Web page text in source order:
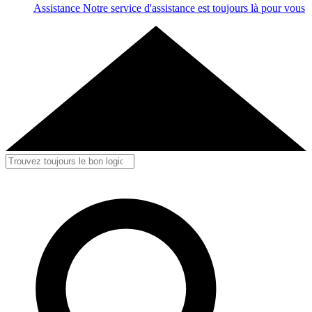
Assistance Notre service d'assistance est toujours là pour vous